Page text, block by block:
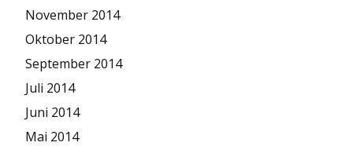
November 2014
Oktober 2014
September 2014
Juli 2014
Juni 2014
Mai 2014